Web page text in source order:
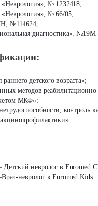
№ 1232418;
№ 66/05;
№114624;
диагностика», №19М-
детского возраста»;
методов
МКФ»;
контроль
невролог в Euromed
невролог в Euromed Kids.